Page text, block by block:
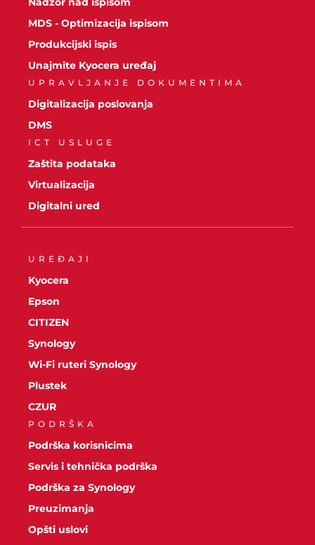
MDS - Optimizacija ispisom
Produkcijski ispis
Unajmite Kyocera uređaj
UPRAVLJANJE DOKUMENTIMA
Digitalizacija poslovanja
DMS
ICT USLUGE
Zaštita podataka
Virtualizacija
Digitalni ured
UREĐAJI
Kyocera
Epson
CITIZEN
Synology
Wi-Fi ruteri Synology
Plustek
CZUR
PODRŠKA
Podrška korisnicima
Servis i tehnička podrška
Podrška za Synology
Preuzimanja
Opšti uslovi